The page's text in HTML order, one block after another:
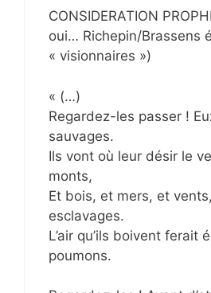
CONSIDERATION
oui… Richepin/Brassens
« visionnaires »)
« (…)
Regardez-les passer !
sauvages.
Ils vont où leur désir le
monts,
Et bois, et mers, et
esclavages.
L’air qu’ils boivent ferait
poumons.